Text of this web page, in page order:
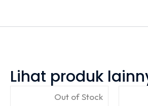
Lihat produk
Out of Stock